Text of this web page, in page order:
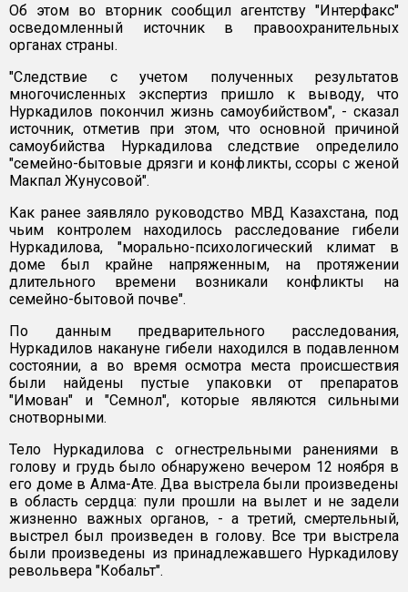
Об этом во вторник сообщил агентству "Интерфакс"
осведомленный источник в правоохранительных
органах страны.
"Следствие с учетом полученных результатов
многочисленных экспертиз пришло к выводу, что
Нуркадилов покончил жизнь самоубийством", - сказал
источник, отметив при этом, что основной причиной
самоубийства Нуркадилова следствие определило
"семейно-бытовые дрязги и конфликты, ссоры с женой
Макпал Жунусовой".
Как ранее заявляло руководство МВД Казахстана, под
чьим контролем находилось расследование гибели
Нуркадилова, "морально-психологический климат в
доме был крайне напряженным, на протяжении
длительного времени возникали конфликты на
семейно-бытовой почве".
По данным предварительного расследования,
Нуркадилов накануне гибели находился в подавленном
состоянии, а во время осмотра места происшествия
были найдены пустые упаковки от препаратов
"Имован" и "Семнол", которые являются сильными
снотворными.
Тело Нуркадилова с огнестрельными ранениями в
голову и грудь было обнаружено вечером 12 ноября в
его доме в Алма-Ате. Два выстрела были произведены
в область сердца: пули прошли на вылет и не задели
жизненно важных органов, - а третий, смертельный,
выстрел был произведен в голову. Все три выстрела
были произведены из принадлежавшего Нуркадилову
револьвера "Кобальт".